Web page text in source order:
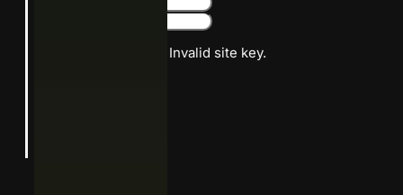
Google reCaptcha: Invalid site key.